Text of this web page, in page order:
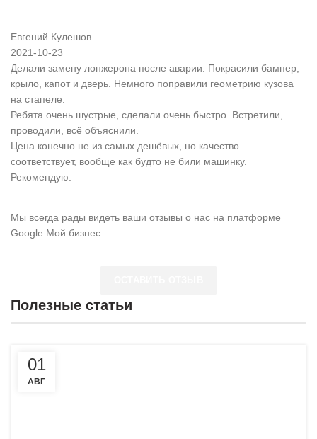
Евгений Кулешов
2021-10-23
Делали замену лонжерона после аварии. Покрасили бампер,
крыло, капот и дверь. Немного поправили геометрию кузова
на стапеле.
Ребята очень шустрые, сделали очень быстро. Встретили,
проводили, всё объяснили.
Цена конечно не из самых дешёвых, но качество
соответствует, вообще как будто не били машинку.
Рекомендую.
Мы всегда рады видеть ваши отзывы о нас на платформе
Google Мой бизнес.
Полезные статьи
01
АВГ